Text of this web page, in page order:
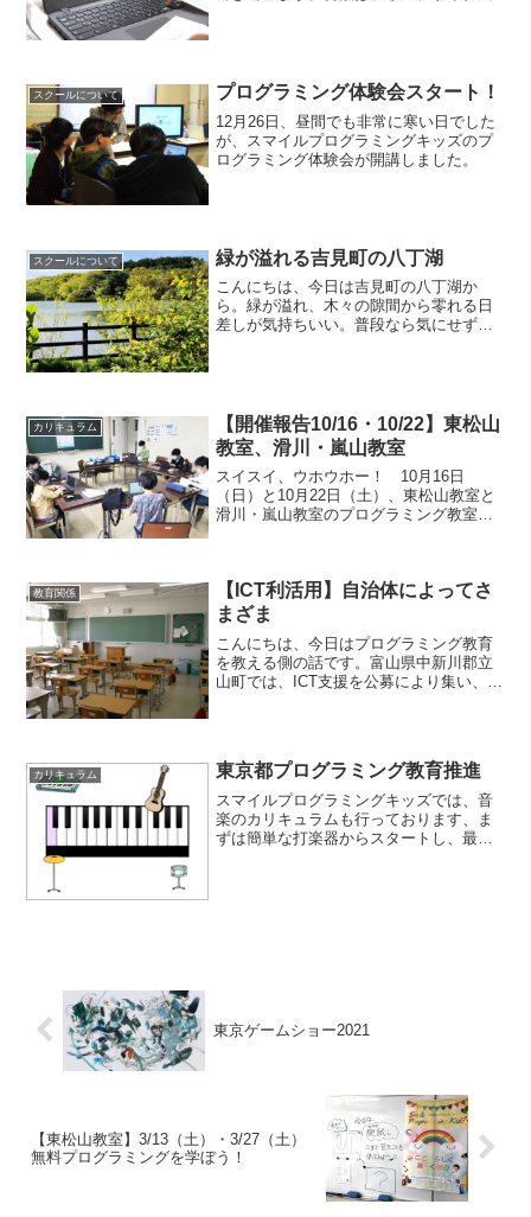
スクールについて プログラミング体験会スタート！
12月26日、昼間でも非常に寒い日でした
が、スマイルプログラミングキッズのプ
ログラミング体験会が開講しました。
スクールについて 緑が溢れる吉見町の八丁湖
こんにちは、今日は吉見町の八丁湖か
ら。緑が溢れ、木々の隙間から零れる日
差しが気持ちいい。普段なら気にせず外
カリキュラム
【開催報告10/16・10/22】東松山
教室、滑川・嵐山教室
スイスイ、ウホウホー！ 10月16日
（日）と10月22日（土）、東松山教室と
滑川・嵐山教室のプログラミング教室を
子もしっかりと自分...
教育関係
【ICT利活用】自治体によってさ
まざま
こんにちは、今日はプログラミング教育
を教える側の話です。富山県中新川郡立
山町では、ICT支援を公募により集い、児
や、ICTを専門家に...
カリキュラム 東京都プログラミング教育推進
スマイルプログラミングキッズでは、音
楽のカリキュラムも行っております、ま
ずは簡単な打楽器からスタートし、最後
東京ゲームショー2021
【東松山教室】3/13（土）・3/27（土）
無料プログラミングを学ぼう！